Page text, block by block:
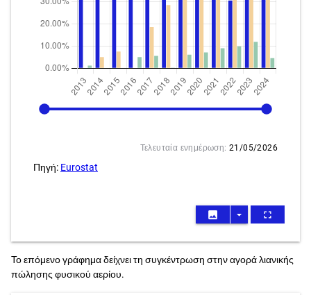
2024
Τελευταία ενημέρωση: 21/05/2026
Πηγή: Eurostat
image arrow_drop_down fullscreen
Το επόμενο γράφημα δείχνει τη συγκέντρωση στην αγορά λιανικής
πώλησης φυσικού αερίου.